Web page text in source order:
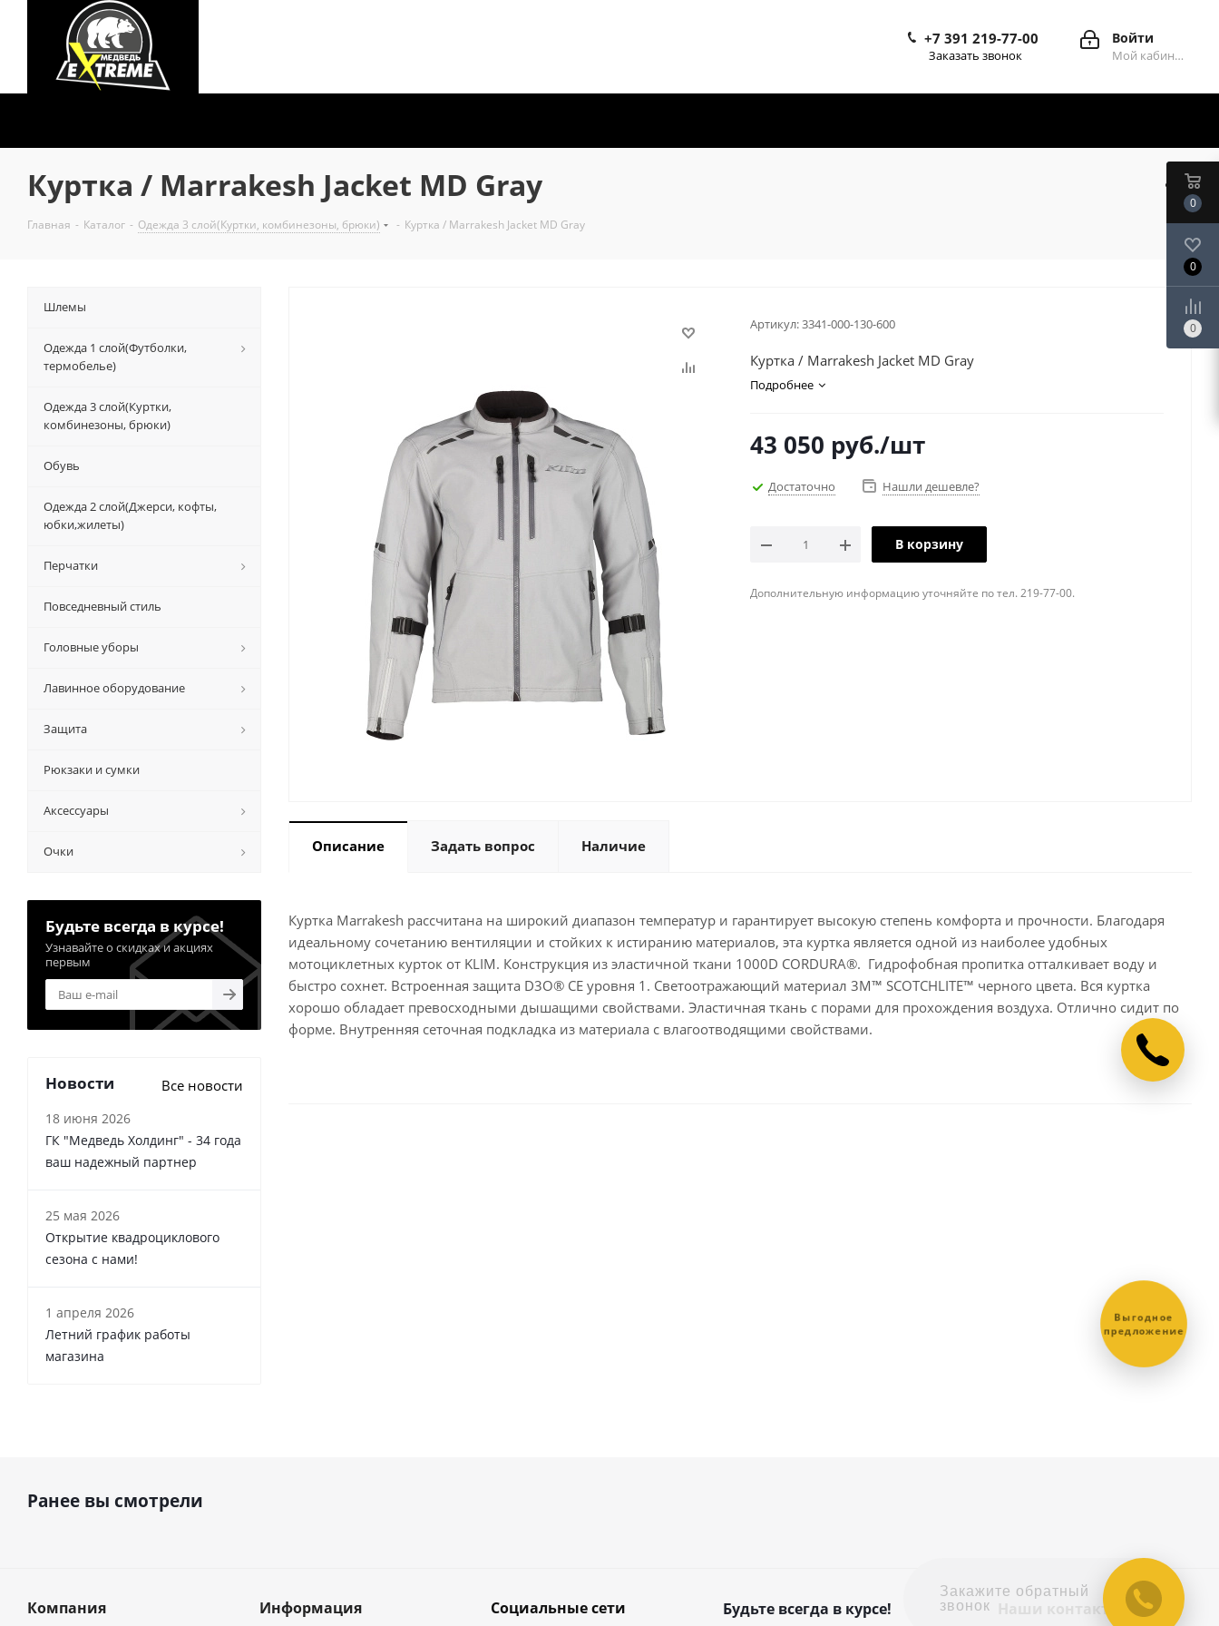
Войти
Мой кабинет
+7 391 219-77-00
Заказать звонок
Куртка / Marrakesh Jacket MD Gray
Главная - Каталог - Одежда 3 слой(Куртки, комбинезоны, брюки) - Куртка / Marrakesh Jacket MD Gray
Артикул:3341-000-130-600
Куртка / Marrakesh Jacket MD Gray
Подробнее
43 050 руб./шт
Достаточно Нашли дешевле?
В корзину
Дополнительную информацию уточняйте по тел. 219-77-00.
Описание Задать вопрос Наличие
Куртка Marrakesh рассчитана на широкий диапазон температур и гарантирует высокую степень комфорта и прочности. Благодаря
идеальному сочетанию вентиляции и стойких к истиранию материалов, эта куртка является одной из наиболее удобных
мотоциклетных курток от KLIM. Конструкция из эластичной ткани 1000D CORDURA®. Гидрофобная пропитка отталкивает воду и
быстро сохнет. Встроенная защита D3O® CE уровня 1. Светоотражающий материал 3M™ SCOTCHLITE™ черного цвета. Вся куртка
хорошо обладает превосходными дышащими свойствами. Эластичная ткань с порами для прохождения воздуха. Отлично сидит по
форме. Внутренняя сеточная подкладка из материала с влагоотводящими свойствами.
Шлемы
Одежда 1 слой(Футболки,
термобелье)
Одежда 3 слой(Куртки,
комбинезоны, брюки)
Обувь
Одежда 2 слой(Джерси, кофты,
юбки,жилеты)
Перчатки
Повседневный стиль
Головные уборы
Лавинное оборудование
Защита
Рюкзаки и сумки
Аксессуары
Очки
Будьте всегда в курсе!
Узнавайте о скидках и акциях
первым
Новости Все новости
18 июня 2026
ГК "Медведь Холдинг" - 34 года
ваш надежный партнер
25 мая 2026
Открытие квадроциклового
сезона с нами!
1 апреля 2026
Летний график работы
магазина
Ранее вы смотрели
Компания Информация Социальные сети Будьте всегда в курсе! Наши контакты
0
0
0
Выгодное
предложение
Закажите обратный
звонок